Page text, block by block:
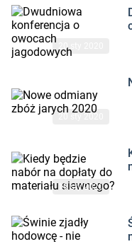
20 sty 2020
Dwudniowa
Nowe odmiany zbóż
19 sty 2020
Kiedy będzie nabór na
Świnie zjadły